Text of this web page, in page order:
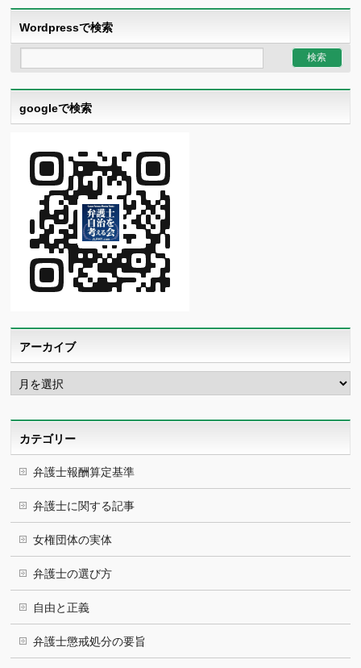
Wordpressで検索
googleで検索
アーカイブ
ア
ー
カ
カテゴリー
弁護士報酬算定基準
弁護士に関する記事
女権団体の実体
弁護士の選び方
自由と正義
弁護士懲戒処分の要旨